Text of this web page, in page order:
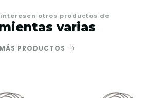
otros productos de
varias
PRODUCTOS